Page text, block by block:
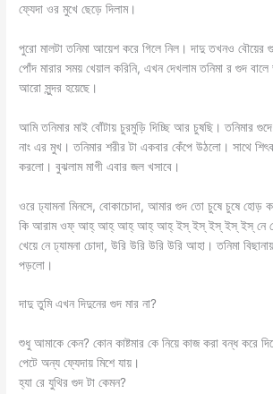
ফ্যেদা ওর মুখে ছেড়ে দিলাম।
পুরো মালটা তনিমা আয়েশ করে গিলে নিল। দাদু তখনও বৌয়ের
পোঁদ মারার সময় খেয়াল করিনি, এখন দেখলাম তনিমা র গুদ বালে
আরো সুন্দর হয়েছে।
আমি তনিমার মাই বোঁটায় চুরমুড়ি দিচ্ছি আর চুষছি। তনিমার
নাং এর মুখ। তনিমার শরীর টা একবার কেঁপে উঠলো। সাথে
করলো। বুঝলাম মাগী এবার জল খসাবে।
ওরে ঢ্যামনা মিনসে, বোকাচোদা, আমার গুদ তো চুষে চুষে হোড়
কি আরাম ওফ্ আহ্ আহ্ আহ্ আহ্ আহ্ ইস্ ইস্ ইস্ ইস্ ইস্ নে নে
খেয়ে নে ঢ্যামনা চোদা, উরি উরি উরি উরি আহা। তনিমা
পড়লো।
দাদু তুমি এখন দিদুনের গুদ মার না?
শুধু আমাকে কেন? কোন কাষ্টমার কে নিয়ে কাজ করা বন্ধ করে
পেটে অন্য ফ্যেদায় মিশে যায়।
হ্যা রে যুথির গুদ টা কেমন?